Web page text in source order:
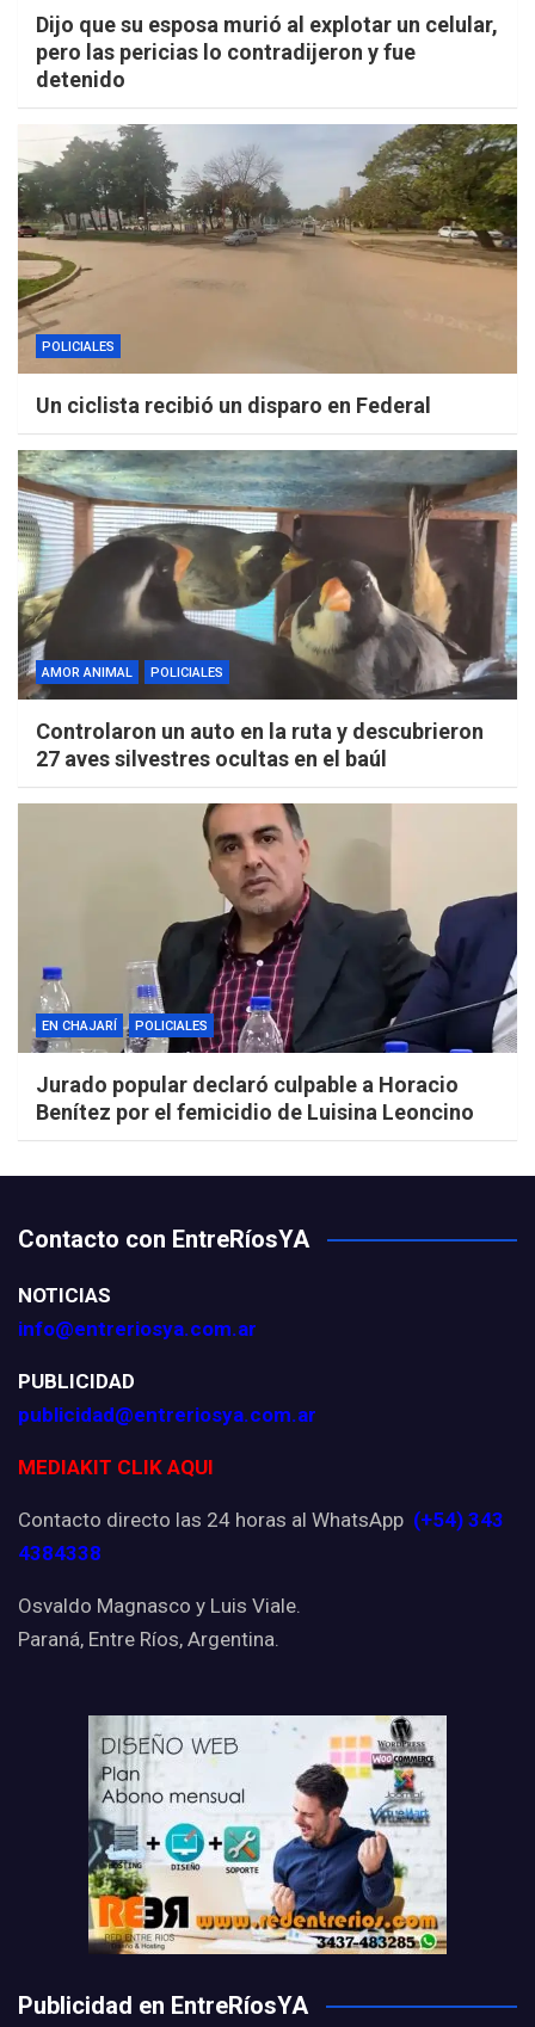
Dijo que su esposa murió al explotar un celular,
pero las pericias lo contradijeron y fue
detenido
POLICIALES
Un ciclista recibió un disparo en Federal
AMOR ANIMAL POLICIALES
Controlaron un auto en la ruta y descubrieron
27 aves silvestres ocultas en el baúl
EN CHAJARÍ POLICIALES
Jurado popular declaró culpable a Horacio
Benítez por el femicidio de Luisina Leoncino
Contacto con EntreRíosYA
NOTICIAS
info@entreriosya.com.ar
PUBLICIDAD
publicidad@entreriosya.com.ar
MEDIAKIT CLIK AQUI
Contacto directo las 24 horas al WhatsApp (+54) 343
4384338
Osvaldo Magnasco y Luis Viale.
Paraná, Entre Ríos, Argentina.
Publicidad en EntreRíosYA